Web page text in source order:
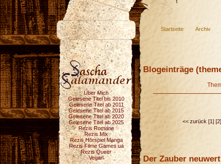
Startseite Archiv
Über Mich
Gelesene Titel bis 2010
Gelesene Titel ab 2011
Gelesene Titel ab 2015
Gelesene Titel ab 2020
Gelesene Titel ab 2025
Rezis Romane
Rezis Mix
Rezis Hörspiel Manga
Rezis Filme Games ua
Rezis Queer
Vegan
Blogeinträge
<< zurück [1] [2]
Der Zauber